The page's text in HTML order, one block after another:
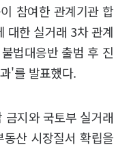
참여한 관계기관 합
대한 실거래 3차 관계
법대응반 출범 후 진
'를 발표했다.
지와 국토부 실거래
산 시장질서 확립을